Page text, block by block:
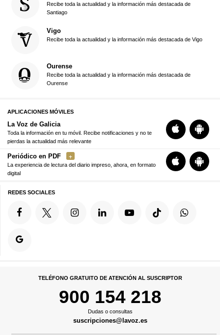
Recibe toda la actualidad y la información más destacada de
Santiago
Vigo
Recibe toda la actualidad y la información más destacada de Vigo
Ourense
Recibe toda la actualidad y la información más destacada de
Ourense
APLICACIONES MÓVILES
La Voz de Galicia
Toda la información en tu móvil. Recibe notificaciones y no te
pierdas la actualidad más relevante
Periódico en PDF
La experiencia de lectura del diario impreso, ahora, en formato
digital
REDES SOCIALES
TELÉFONO GRATUITO DE ATENCIÓN AL SUSCRIPTOR
900 154 218
Dudas o consultas
suscripciones@lavoz.es